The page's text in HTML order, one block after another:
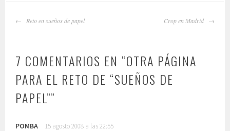
NAVEGADOR
Reto en sueños de papel Crop en Madrid
7 COMENTARIOS EN “OTRA PÁGINA
PARA EL RETO DE “SUEÑOS DE
PAPEL””
POMBA 15 agosto 2008 a las 22:55